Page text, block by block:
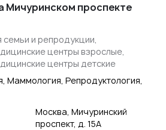
Мичуринском проспекте
и репродукции,
центры взрослые,
центры детские
Маммология, Репродуктология,
Москва, Мичуринский
проспект, д. 15А